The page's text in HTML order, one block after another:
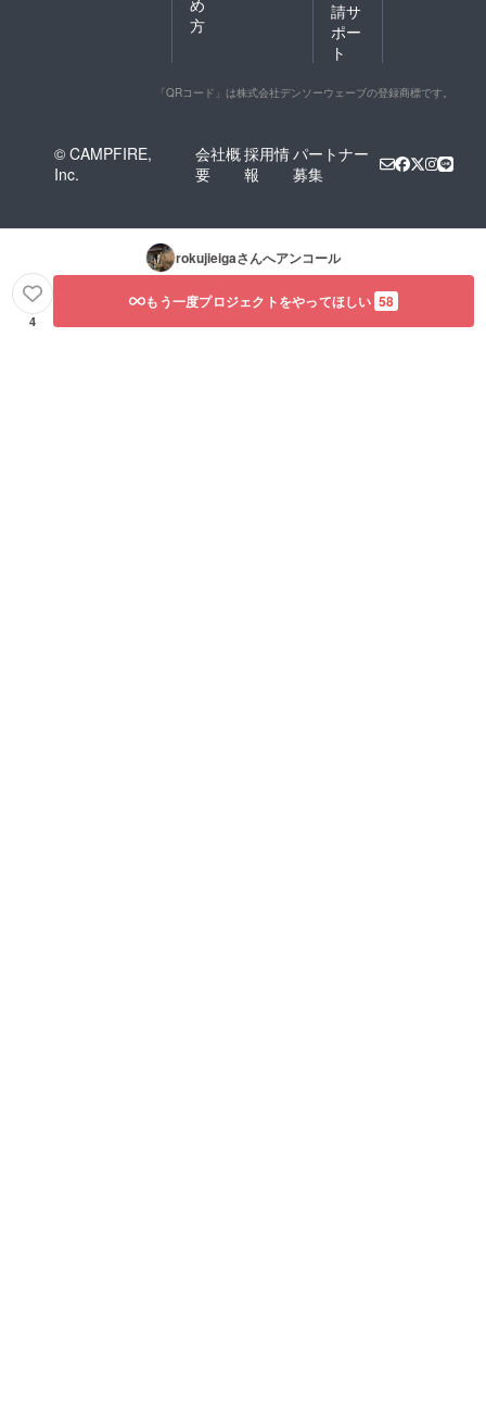
め
方
請サ
ポー
ト
「QRコード」は株式会社デンソーウェーブの登録商標です。
© CAMPFIRE,
Inc.
会社概
要
採用情
報
パートナー
募集
rokujieigaさんへアンコール
4
もう一度プロジェクトをやってほしい 58